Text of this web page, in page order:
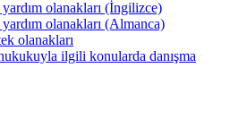
olanakları (İngilizce)
olanakları (Almanca)
olanakları
ilgili konularda danışma